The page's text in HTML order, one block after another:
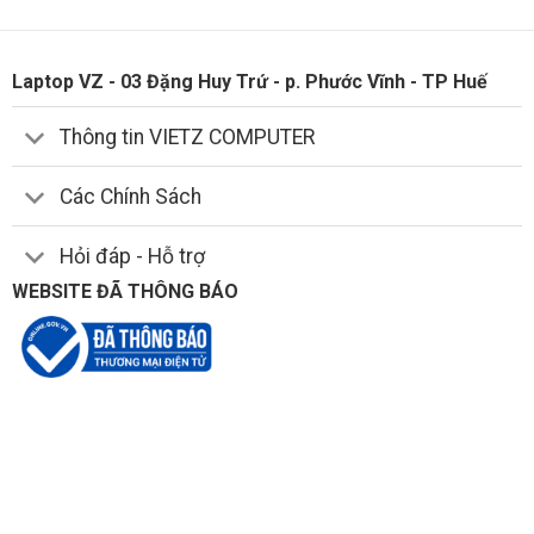
Máy hỗ trợ nâng cấp tối đa lên tới64GB RAM, phù hợp với
Laptop VZ - 03 Đặng Huy Trứ - p. Phước Vĩnh - TP Huế
Thông tin VIETZ COMPUTER
Các Chính Sách
Hỏi đáp - Hỗ trợ
WEBSITE ĐÃ THÔNG BÁO